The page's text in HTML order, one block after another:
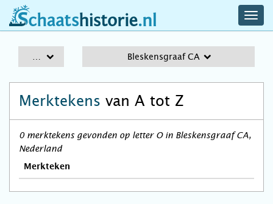
schaatshistorie.nl
Bleskensgraaf CA
Merktekens van A tot Z
0 merktekens gevonden op letter O in Bleskensgraaf CA,
Nederland
Merkteken